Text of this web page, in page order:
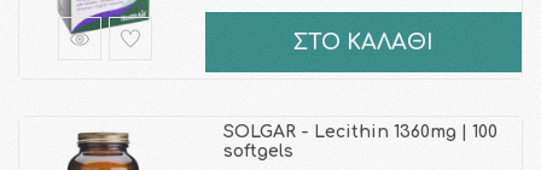
ΣΤΟ ΚΑΛΑΘΙ
SOLGAR - Lecithin 1360mg | 100
softgels